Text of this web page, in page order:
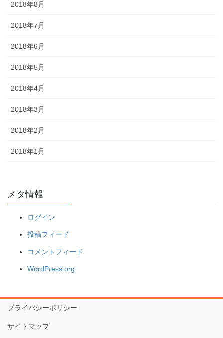
2018年8月
2018年7月
2018年6月
2018年5月
2018年4月
2018年3月
2018年2月
2018年1月
メタ情報
ログイン
投稿フィード
コメントフィード
WordPress.org
プライバシーポリシー
サイトマップ